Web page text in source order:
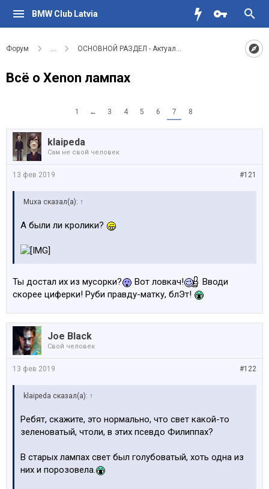
BMW Club Latvia
Форум ... ОСНОВНОЙ РАЗДЕЛ - Актуальное для водителей BMW
Всё о Xenon лампах
1 ← 3 4 5 6 7 8
klaipeda
Сам не свой человек
#121
13 фев 2019
Muxa сказал(а): ↑
А были ли кролики?
Ты достал их из мусорки? Вот ловкач!
Вводи
скорее циферки! Руби правду-матку, блЭт!
Joe Black
Свой человек
#122
13 фев 2019
klaipeda сказал(а): ↑
Ребят, скажите, это нормально, что свет какой-то
зеленоватый, чтоли, в этих псевдо Филиппах?
В старых лампах свет был голубоватый, хоть одна из
них и порозовела.